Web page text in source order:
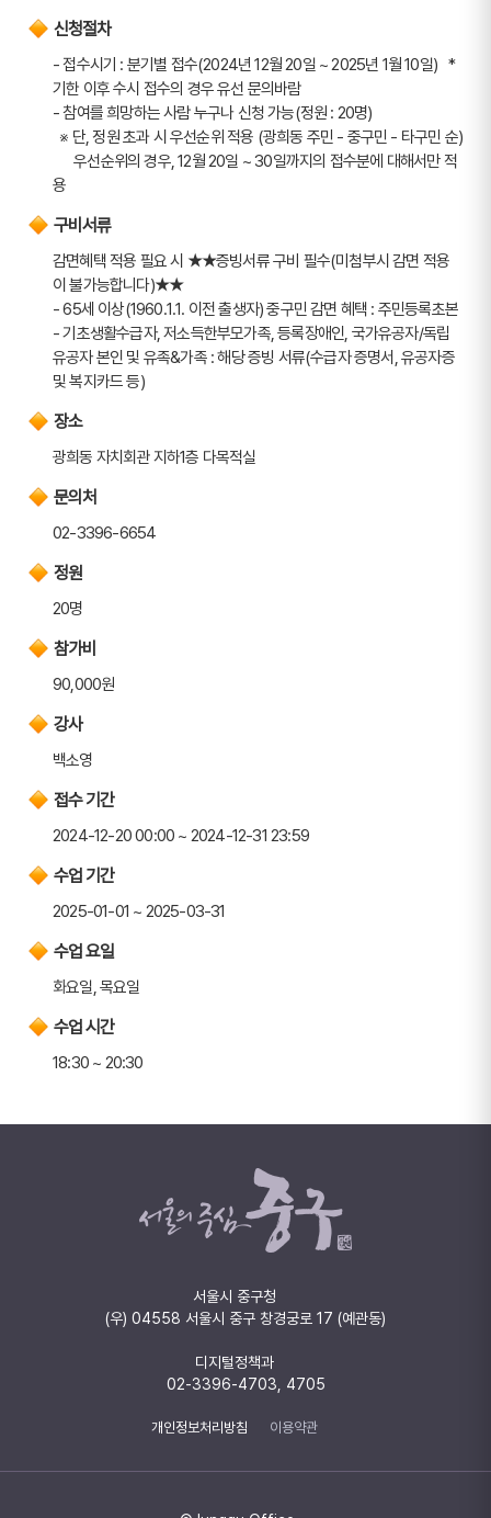
신청절차
- 접수시기 : 분기별 접수(2024년 12월 20일 ~ 2025년 1월 10일)   *
기한 이후 수시 접수의 경우 유선 문의바람
- 참여를 희망하는 사람 누구나 신청 가능(정원 : 20명)
  ※ 단, 정원 초과 시 우선순위 적용 (광희동 주민 - 중구민 - 타구민 순)
      우선순위의 경우, 12월 20일 ~ 30일까지의 접수분에 대해서만 적
용
구비서류
감면혜택 적용 필요 시 ★★증빙서류 구비 필수(미첨부시 감면 적용
이 불가능합니다)★★
- 65세 이상(1960.1.1. 이전 출생자) 중구민 감면 혜택 : 주민등록초본
- 기초생활수급자, 저소득한부모가족, 등록장애인, 국가유공자/독립
유공자 본인 및 유족&가족 : 해당 증빙 서류(수급자 증명서, 유공자증
및 복지카드 등)
장소
광희동 자치회관 지하1층 다목적실
문의처
02-3396-6654
정원
20명
참가비
90,000원
강사
백소영
접수 기간
2024-12-20 00:00 ~ 2024-12-31 23:59
수업 기간
2025-01-01 ~ 2025-03-31
수업 요일
화요일, 목요일
수업 시간
18:30 ~ 20:30
서울시 중구청
(우) 04558 서울시 중구 창경궁로 17 (예관동)
디지털정책과
02-3396-4703, 4705
개인정보처리방침 이용약관